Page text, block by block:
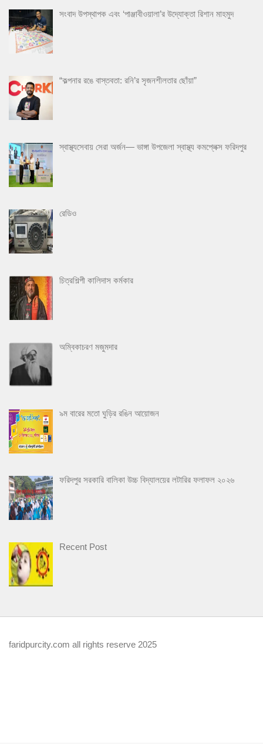
সংবাদ উপস্থাপক এবং ‘পাঞ্জাবীওয়ালা’র উদ্যোক্তা রিশান মাহমুদ
“কল্পনার রঙে বাস্তবতা: রনি’র সৃজনশীলতার ছোঁয়া”
স্বাস্থ্যসেবায় সেরা অর্জন— ভাঙ্গা উপজেলা স্বাস্থ্য কমপ্লেক্স ফরিদপুর
রেডিও
চিত্রশিল্পী কালিদাস কর্মকার
অম্বিকাচরণ মজুমদার
৯ম বারের মতো ঘুড়ির রঙিন আয়োজন
ফরিদপুর সরকারি বালিকা উচ্চ বিদ্যালয়ের লটারির ফলাফল ২০২৬
Recent Post
faridpurcity.com all rights reserve 2025